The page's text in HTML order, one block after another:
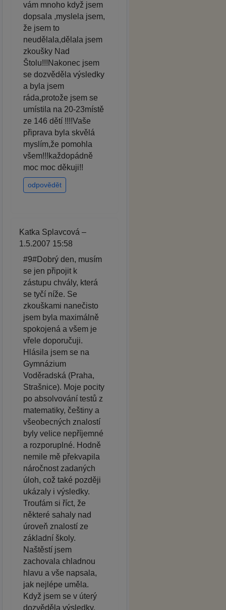
vám mnoho když jsem
dopsala ,myslela jsem,
že jsem to
neudělala,dělala jsem
zkoušky Nad
Štolu!!!Nakonec jsem
se dozvěděla výsledky
a byla jsem
ráda,protože jsem se
umístila na 20-23místě
ze 146 dětí !!!!Vaše
připrava byla skvělá
myslím,že pomohla
všem!!!každopádně
moc moc děkuji!!
odpovědět
Katka Splavcová –
1.5.2007 15:58
#9#Dobrý den, musím
se jen připojit k
zástupu chvály, která
se tyčí níže. Se
zkouškami nanečisto
jsem byla maximálně
spokojená a všem je
vřele doporučuji.
Hlásila jsem se na
Gymnázium
Voděradská (Praha,
Strašnice). Moje pocity
po absolvování testů z
matematiky, češtiny a
všeobecných znalostí
byly velice nepříjemné
a rozporuplné. Hodně
nemile mě překvapila
náročnost zadaných
úloh, což také později
ukázaly i výsledky.
Troufám si říct, že
některé sahaly nad
úroveň znalostí ze
základní školy.
Naštěstí jsem
zachovala chladnou
hlavu a vše napsala,
jak nejlépe uměla.
Když jsem se v úterý
dozvěděla výsledky,